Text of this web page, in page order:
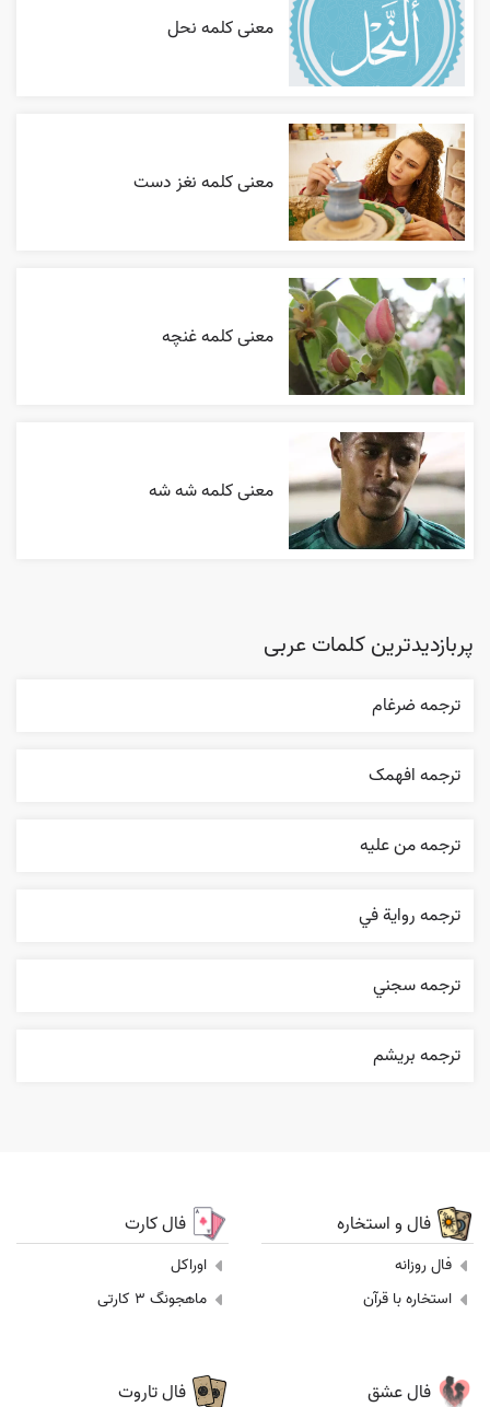
معنی کلمه نحل
معنی کلمه نغز دست
معنی کلمه غنچه
معنی کلمه شه شه
پربازدیدترین کلمات عربی
ترجمه ضرغام
ترجمه افهمک
ترجمه من عليه
ترجمه روایة في
ترجمه سجني
ترجمه بریشم
فال و استخاره
فال روزانه
استخاره با قرآن
فال کارت
اوراکل
ماهجونگ 3 کارتی
فال عشق فال تاروت